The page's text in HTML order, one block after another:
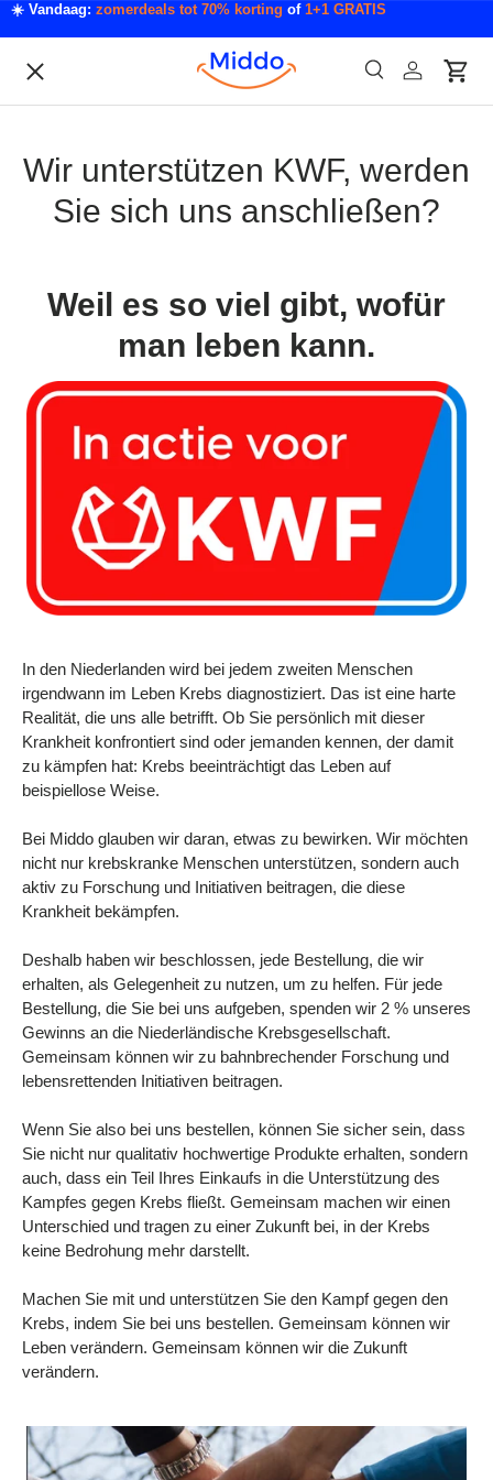
Direkt zum Inhalt
☀️ Vandaag: zomerdeals tot 70% korting of 1+1 GRATIS
Suchen
SucheEinloggen
Slaapkamer & Badkamer
Tech & Gadgets
Sport & Herstel
Wonen & Interieur
Kids & Speelgoed
Huisdieren
Keuken & Koken
Alle Producten
Alle collecties
Volg je bestelling
Blogs
Kontakt
Über uns
Alle categorieën
Wir unterstützen KWF, werden
Sie sich uns anschließen?
Weil es so viel gibt, wofür
man leben kann.
In den Niederlanden wird bei jedem zweiten Menschen
irgendwann im Leben Krebs diagnostiziert. Das ist eine harte
Realität, die uns alle betrifft. Ob Sie persönlich mit dieser
Krankheit konfrontiert sind oder jemanden kennen, der damit
zu kämpfen hat: Krebs beeinträchtigt das Leben auf
beispiellose Weise.
Bei Middo glauben wir daran, etwas zu bewirken. Wir möchten
nicht nur krebskranke Menschen unterstützen, sondern auch
aktiv zu Forschung und Initiativen beitragen, die diese
Krankheit bekämpfen.
Deshalb haben wir beschlossen, jede Bestellung, die wir
erhalten, als Gelegenheit zu nutzen, um zu helfen. Für jede
Bestellung, die Sie bei uns aufgeben, spenden wir 2 % unseres
Gewinns an die Niederländische Krebsgesellschaft.
Gemeinsam können wir zu bahnbrechender Forschung und
lebensrettenden Initiativen beitragen.
Wenn Sie also bei uns bestellen, können Sie sicher sein, dass
Sie nicht nur qualitativ hochwertige Produkte erhalten, sondern
auch, dass ein Teil Ihres Einkaufs in die Unterstützung des
Kampfes gegen Krebs fließt. Gemeinsam machen wir einen
Unterschied und tragen zu einer Zukunft bei, in der Krebs
keine Bedrohung mehr darstellt.
Machen Sie mit und unterstützen Sie den Kampf gegen den
Krebs, indem Sie bei uns bestellen. Gemeinsam können wir
Leben verändern. Gemeinsam können wir die Zukunft
verändern.